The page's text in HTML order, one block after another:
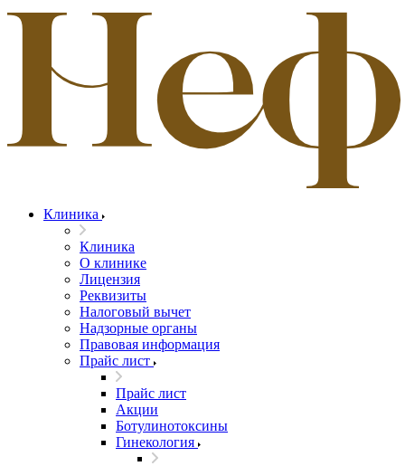
Клиника
Клиника
О клинике
Лицензия
Реквизиты
Налоговый вычет
Надзорные органы
Правовая информация
Прайс лист
Прайс лист
Акции
Ботулинотоксины
Гинекология